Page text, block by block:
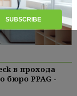
в прохода
бюро PPAG -